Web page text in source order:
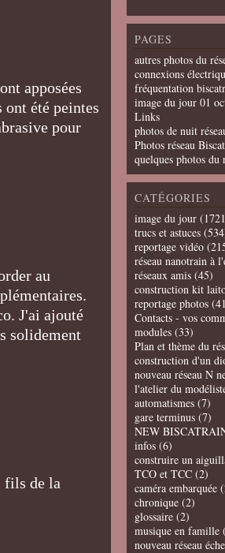
apposées
été peintes
pour
au
J'ai ajouté
solidement
fils de la
PAGES
autres photos du
connexions
fréquentation
image du jour 01
Links
photos de nuit
Photos réseau
quelques photos du
CATÉGORIES
image du jour
trucs et astuces
reportage vidéo
réseau nanotrain à
réseaux amis (45)
construction kit
reportage photos
Contacts - vos
modules (33)
Plan et thème du
construction d'un
nouveau réseau N
l'atelier du
automatismes (7)
gare terminus (7)
NEW
infos (6)
construire un
TCO et TCC (2)
caméra embarquée
chronique (2)
glossaire (2)
musique en famille
nouveau réseau